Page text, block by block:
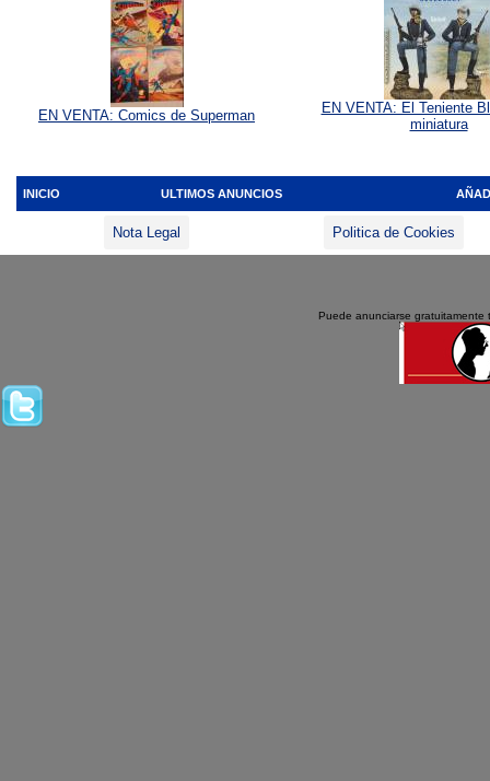
EN VENTA: Comics de Superman
EN VENTA: El Teniente
miniatura
INICIO ULTIMOS ANUNCIOS
Nota Legal Politica de Cookies
Puede anunciarse